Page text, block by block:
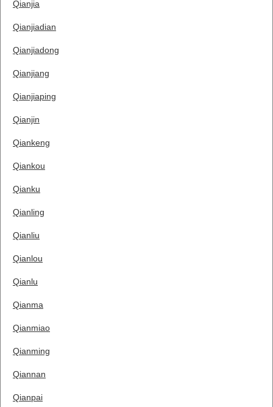
Qianjia
Qianjiadian
Qianjiadong
Qianjiang
Qianjiaping
Qianjin
Qiankeng
Qiankou
Qianku
Qianling
Qianliu
Qianlou
Qianlu
Qianma
Qianmiao
Qianming
Qiannan
Qianpai